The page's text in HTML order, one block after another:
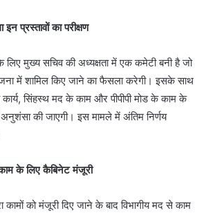
प्रस्तावों का परीक्षण
मुख्य सचिव की अध्यक्षता में एक कमेटी बनी है जो
में शामिल किए जाने का फैसला करेगी। इसके साथ
कार्य, सिंहस्थ मद के काम और पीपीपी मोड के काम के
अनुशंसा की जाएगी। इस मामले में अंतिम निर्णय
के लिए कैबिनेट मंजूरी
कामों को मंजूरी दिए जाने के बाद विभागीय मद से काम